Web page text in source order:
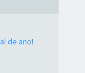
de ano!